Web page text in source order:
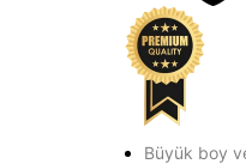
Büyük boy